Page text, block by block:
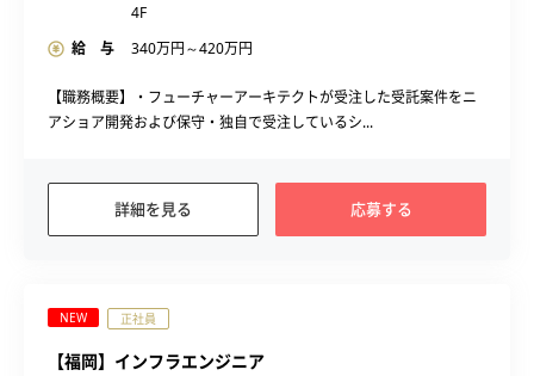
4F
給 与
340万円～420万円
【職務概要】・フューチャーアーキテクトが受注した受託案件をニ
アショア開発および保守・独自で受注しているシ...
詳細を見る 応募する
NEW 正社員
【福岡】インフラエンジニア